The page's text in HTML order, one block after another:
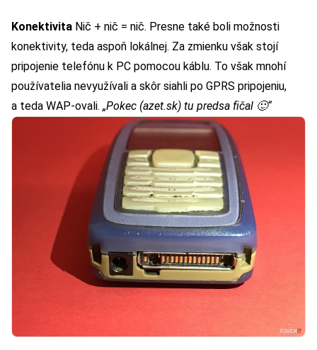
Konektivita Nič + nič = nič. Presne také boli možnosti
konektivity, teda aspoň lokálnej. Za zmienku však stojí
pripojenie telefónu k PC pomocou káblu. To však mnohí
používatelia nevyužívali a skôr siahli po GPRS pripojeniu,
a teda WAP-ovali. „Pokec (azet.sk) tu predsa fičal 🙂“